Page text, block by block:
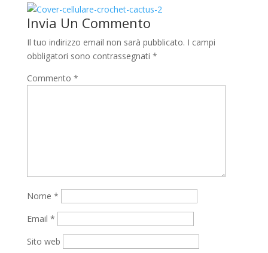
Invia Un Commento
Il tuo indirizzo email non sarà pubblicato. I campi
obbligatori sono contrassegnati *
Commento *
Nome *
Email *
Sito web